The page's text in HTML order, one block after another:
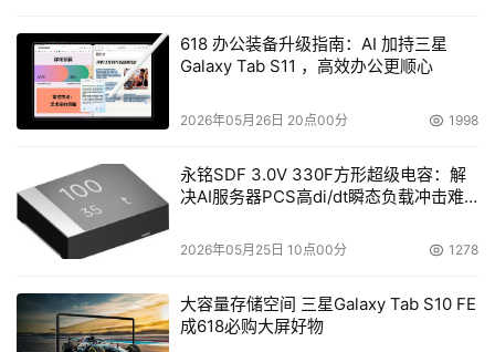
System Recovery8.5还增加了新功能，允许用户安排时间
将物理系统迁移到虚拟系统，帮助用户管理计划内的运行中
断。Backup Exec System Recovery还支持最新的虚拟环
境，包括VMware ESX 3.5、Microsoft Hyper-V和Citrix
XenServer 4.1，并可与Altirix管理平台集成，直接从Altiris
管理控制台集中备份和恢复服务器或桌面系统。通过新版
Backup Exec System Recovery，IT管理员可在预导入状
态下获得系统备份，而无需在系统上安装任何软件，这对于
加强管理和可扩展平台支持以提高灵活性
618 办公装备升级指南：AI 加持三星
Galaxy Tab S11 ，高效办公更顺心
2026年05月26日 20点00分 1998
永铭SDF 3.0V 330F方形超级电容：解
决AI服务器PCS高di/dt瞬态负载冲击难
2026年05月25日 10点00分 1278
大容量存储空间 三星Galaxy Tab S10 FE
成618必购大屏好物